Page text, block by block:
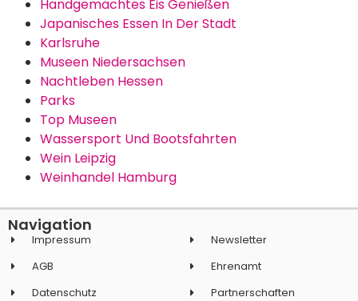
Handgemachtes Eis Genießen
Japanisches Essen In Der Stadt
Karlsruhe
Museen Niedersachsen
Nachtleben Hessen
Parks
Top Museen
Wassersport Und Bootsfahrten
Wein Leipzig
Weinhandel Hamburg
Navigation
Impressum
AGB
Datenschutz
Newsletter
Ehrenamt
Partnerschaften